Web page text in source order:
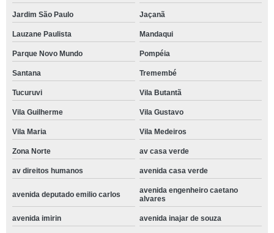
Jardim São Paulo Jaçanã
Lauzane Paulista Mandaqui
Parque Novo Mundo Pompéia
Santana Tremembé
Tucuruvi Vila Butantã
Vila Guilherme Vila Gustavo
Vila Maria Vila Medeiros
Zona Norte av casa verde
av direitos humanos avenida casa verde
avenida deputado emilio carlos
avenida engenheiro caetano
alvares
avenida imirin avenida inajar de souza